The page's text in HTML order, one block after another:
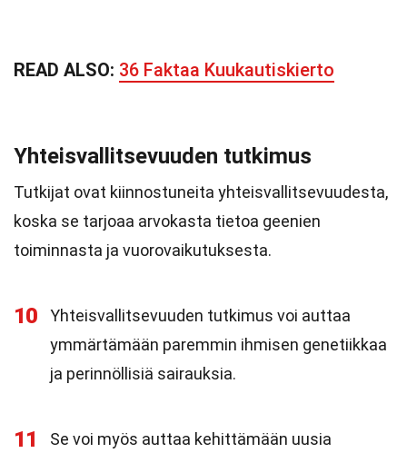
READ ALSO: 36 Faktaa Kuukautiskierto
Yhteisvallitsevuuden tutkimus
Tutkijat ovat kiinnostuneita yhteisvallitsevuudesta,
koska se tarjoaa arvokasta tietoa geenien
toiminnasta ja vuorovaikutuksesta.
10
Yhteisvallitsevuuden tutkimus voi auttaa
ymmärtämään paremmin ihmisen genetiikkaa
ja perinnöllisiä sairauksia.
11
Se voi myös auttaa kehittämään uusia